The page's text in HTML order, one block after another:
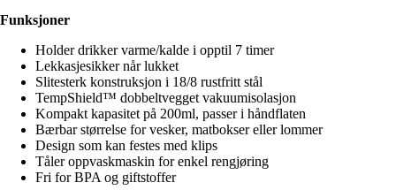
Funksjoner
Holder drikker varme/kalde i opptil 7 timer
Lekkasjesikker når lukket
Slitesterk konstruksjon i 18/8 rustfritt stål
TempShield™ dobbeltvegget vakuumisolasjon
Kompakt kapasitet på 200ml, passer i håndflaten
Bærbar størrelse for vesker, matbokser eller lommer
Design som kan festes med klips
Tåler oppvaskmaskin for enkel rengjøring
Fri for BPA og giftstoffer